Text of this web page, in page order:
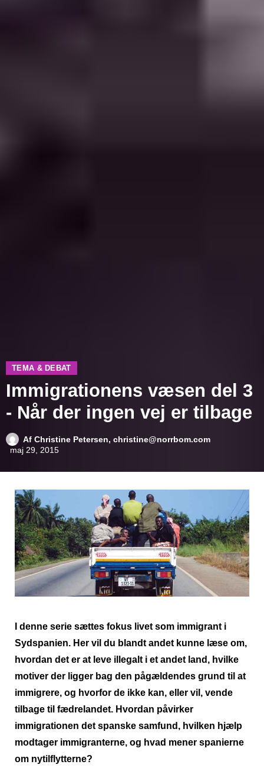
TEMA & DEBAT
Immigrationens væsen del 3
- Når der ingen vej er tilbage
Af Christine Petersen, christine@norrbom.com
maj 29, 2015
I denne serie sættes fokus livet som immigrant i
Sydspanien. Her vil du blandt andet kunne læse om,
hvordan det er at leve illegalt i et andet land, hvilke
motiver der ligger bag den pågældendes grund til at
immigrere, og hvorfor de ikke kan, eller vil, vende
tilbage til fædrelandet. Hvordan påvirker
immigrationen det spanske samfund, hvilken hjælp
modtager immigranterne, og hvad mener spanierne
om nytilflytterne?